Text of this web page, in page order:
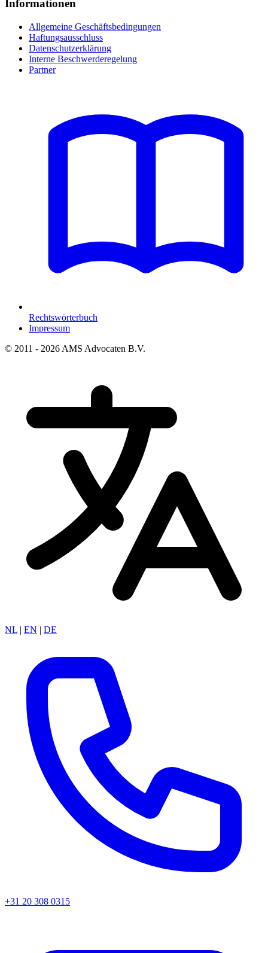
Informationen
Allgemeine Geschäftsbedingungen
Haftungsausschluss
Datenschutzerklärung
Interne Beschwerderegelung
Partner
Rechtswörterbuch
Impressum
© 2011 - 2026 AMS Advocaten B.V.
NL | EN | DE
+31 20 308 0315